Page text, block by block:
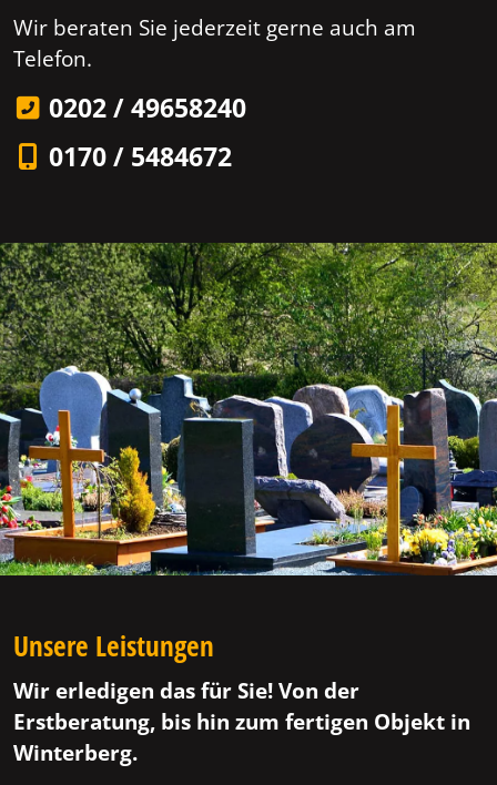
Wir beraten Sie jederzeit gerne auch am
Telefon.
0202 / 49658240
0170 / 5484672
Unsere Leistungen
Wir erledigen das für Sie! Von der
Erstberatung, bis hin zum fertigen Objekt in
Winterberg.